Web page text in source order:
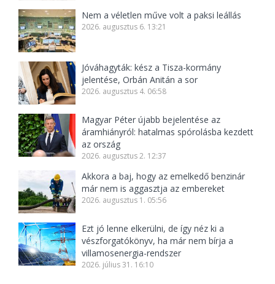
Nem a véletlen műve volt a paksi leállás
2026. augusztus 6. 13:21
Jóváhagyták: kész a Tisza-kormány
jelentése, Orbán Anitán a sor
2026. augusztus 4. 06:58
Magyar Péter újabb bejelentése az
áramhiányról: hatalmas spórolásba kezdett
az ország
2026. augusztus 2. 12:37
Akkora a baj, hogy az emelkedő benzinár
már nem is aggasztja az embereket
2026. augusztus 1. 05:56
Ezt jó lenne elkerülni, de így néz ki a
vészforgatókönyv, ha már nem bírja a
villamosenergia-rendszer
2026. július 31. 16:10